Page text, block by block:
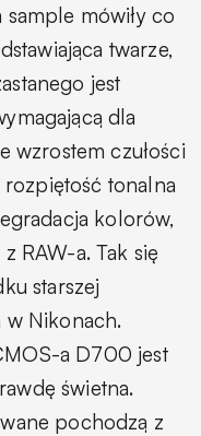
mówiły co
twarze,
jest
dla
wzrostem czułości
rozpiętość tonalna
kolorów,
RAW-a. Tak się
starszej
w Nikonach.
a D700 jest
świetna.
pochodzą z